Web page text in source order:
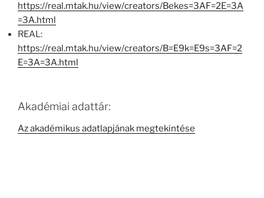
https://real.mtak.hu/view/creators/Bekes=3AF=2E=3A
=3A.html
REAL:
https://real.mtak.hu/view/creators/B=E9k=E9s=3AF=2
E=3A=3A.html
Akadémiai adattár:
Az akadémikus adatlapjának megtekintése